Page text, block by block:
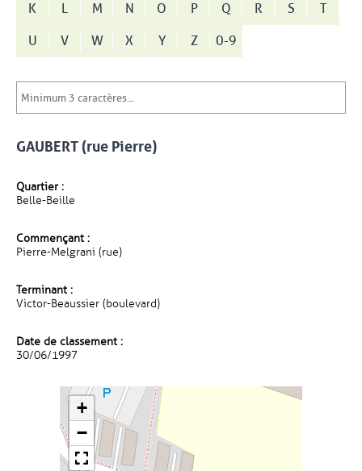
K
L M N O P Q R S
T
U
V W X Y Z 0-9
GAUBERT (rue Pierre)
Quartier :
Belle-Beille
Commençant :
Pierre-Melgrani (rue)
Terminant :
Victor-Beaussier (boulevard)
Date de classement :
30/06/1997
+
−